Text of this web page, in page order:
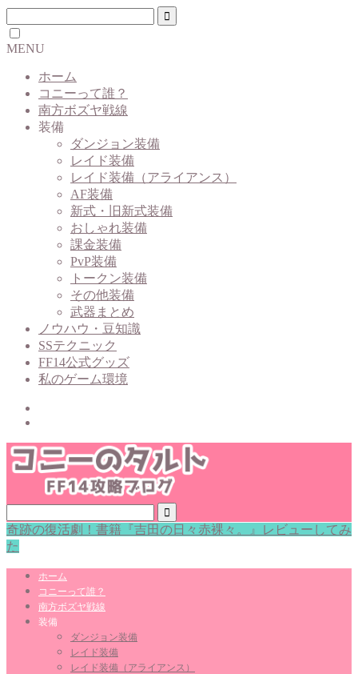
MENU
ホーム
コニーって誰？
南方ボズヤ戦線
装備
ダンジョン装備
レイド装備
レイド装備（アライアンス）
AF装備
新式・旧新式装備
おしゃれ装備
課金装備
PvP装備
トークン装備
その他装備
武器まとめ
ノウハウ・豆知識
SSテクニック
FF14公式グッズ
私のゲーム環境
奇跡の復活劇！書籍『吉田の日々赤裸々。』レビューしてみ
た
ホーム
コニーって誰？
南方ボズヤ戦線
装備
ダンジョン装備
レイド装備
レイド装備（アライアンス）